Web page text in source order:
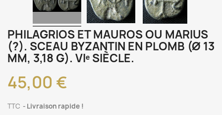
PHILAGRIOS ET MAUROS OU MARIUS
(?). SCEAU BYZANTIN EN PLOMB (Ø 13
MM, 3,18 G). VIᵉ SIÈCLE.
45,00 €
TTC Livraison rapide !